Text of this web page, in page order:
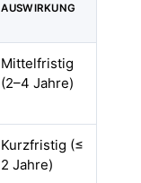
AUSWIRKUNG
Mittelfristig
(2–4 Jahre)
Kurzfristig (≤
2 Jahre)